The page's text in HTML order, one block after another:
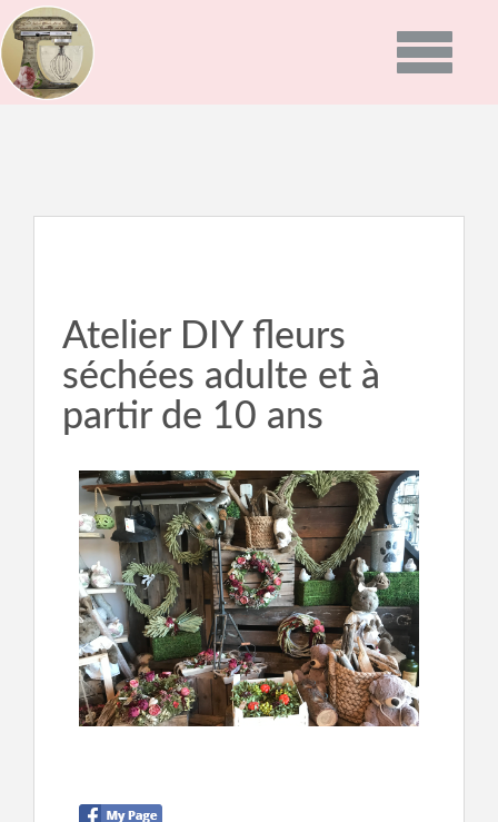
Toggle
RECETTES
ACTUALITÉS NEWS
INFOS DU MOMENT
BON CADEAU
CONTACT
Atelier DIY fleurs
séchées adulte et à
partir de 10 ans